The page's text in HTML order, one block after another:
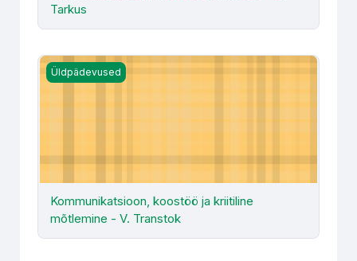
Tarkus
Kommunikatsioon, koostöö ja kriitiline mõtlemine - V.
Üldpädevused
Kommunikatsioon, koostöö ja kriitiline
mõtlemine - V. Transtok